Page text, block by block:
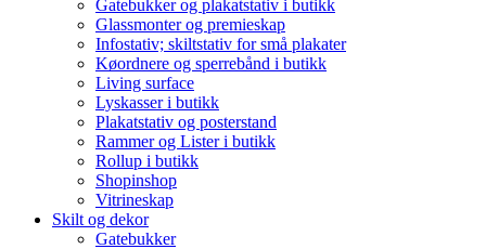
Gatebukker og plakatstativ i butikk
Glassmonter og premieskap
Infostativ; skiltstativ for små plakater
Køordnere og sperrebånd i butikk
Living surface
Lyskasser i butikk
Plakatstativ og posterstand
Rammer og Lister i butikk
Rollup i butikk
Shopinshop
Vitrineskap
Skilt og dekor
Gatebukker